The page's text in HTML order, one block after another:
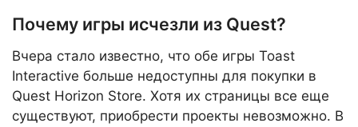
Почему игры исчезли из Quest?
Вчера стало известно, что обе игры Toast
Interactive больше недоступны для покупки в
Quest Horizon Store. Хотя их страницы все еще
существуют, приобрести проекты невозможно. В